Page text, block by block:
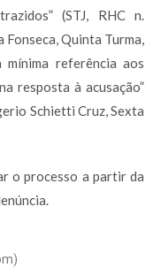
(STJ, RHC n.
Quinta Turma,
referência aos
resposta à acusação”
Schietti Cruz, Sexta
o processo a partir da